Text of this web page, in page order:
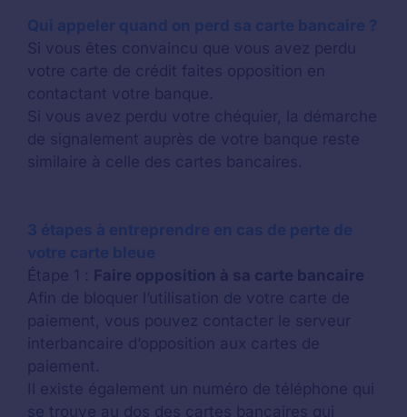
Qui appeler quand on perd sa carte bancaire ?
Si vous êtes convaincu que vous avez perdu
votre carte de crédit faites opposition en
contactant votre banque.
Si vous avez perdu votre chéquier, la démarche
de signalement auprès de votre banque reste
similaire à celle des cartes bancaires.
3 étapes à entreprendre en cas de perte de
votre carte bleue
Étape 1 : Faire opposition à sa carte bancaire
Afin de bloquer l’utilisation de votre carte de
paiement, vous pouvez contacter le serveur
interbancaire d’opposition aux cartes de
paiement.
Il existe également un numéro de téléphone qui
se trouve au dos des cartes bancaires qui